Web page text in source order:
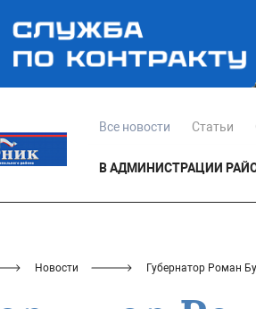
Все новости Статьи
В АДМИНИСТРАЦИИ
Новости Губернатор Роман